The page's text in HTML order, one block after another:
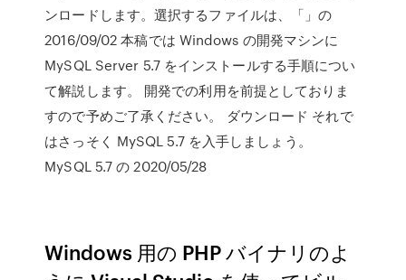
ンロードします。選択するファイルは、「」の
2016/09/02 本稿では Windows の開発マシンに
MySQL Server 5.7 をインストールする手順につい
て解説します。 開発での利用を前提としておりま
すので予めご了承ください。 ダウンロード それで
はさっそく MySQL 5.7 を入手しましょう。
MySQL 5.7 の 2020/05/28
Windows 用の PHP バイナリのよ